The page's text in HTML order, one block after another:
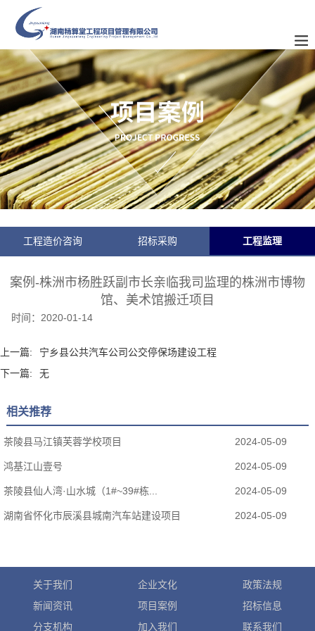
工程造价咨询 招标采购 工程监理
案例-株洲市杨胜跃副市长亲临我司监理的株洲市博物
馆、美术馆搬迁项目
时间： 2020-01-14
上一篇:
宁乡县公共汽车公司公交停保场建设工程
下一篇:
无
相关推荐
茶陵县马江镇芙蓉学校项目 2024-05-09
鸿基江山壹号 2024-05-09
茶陵县仙人湾·山水城（1#~39#栋... 2024-05-09
湖南省怀化市辰溪县城南汽车站建设项目 2024-05-09
关于我们 企业文化
政策法规
新闻资讯
项目案例
招标信息
分支机构
加入我们 联系我们